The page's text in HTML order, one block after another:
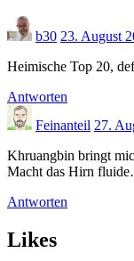
b30 23. August
Heimische Top 20,
Antworten
Feinanteil 27.
Khruangbin bringt
Macht das Hirn
Antworten
Likes